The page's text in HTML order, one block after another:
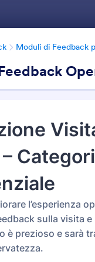
Moduli di Feedback
Moduli di Feedback
Feedback
Moduli